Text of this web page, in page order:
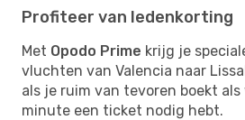
Profiteer van ledenkorting
Met Opodo Prime krijg je
vluchten van Valencia naar
als je ruim van tevoren boekt
minute een ticket nodig hebt.